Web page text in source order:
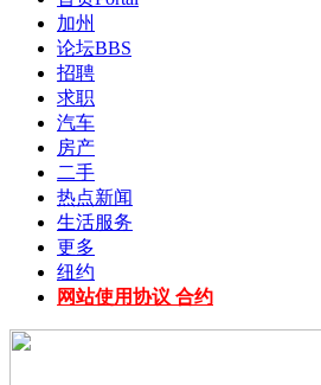
加州
论坛BBS
招聘
求职
汽车
房产
二手
热点新闻
生活服务
更多
纽约
网站使用协议 合约